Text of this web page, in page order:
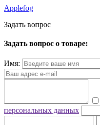
Applefog
Задать вопрос
Задать вопрос о товаре:
Имя:
персональных данных